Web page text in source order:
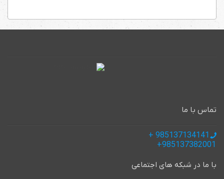
تماس با ما
با ما در شبکه های اجتماعی